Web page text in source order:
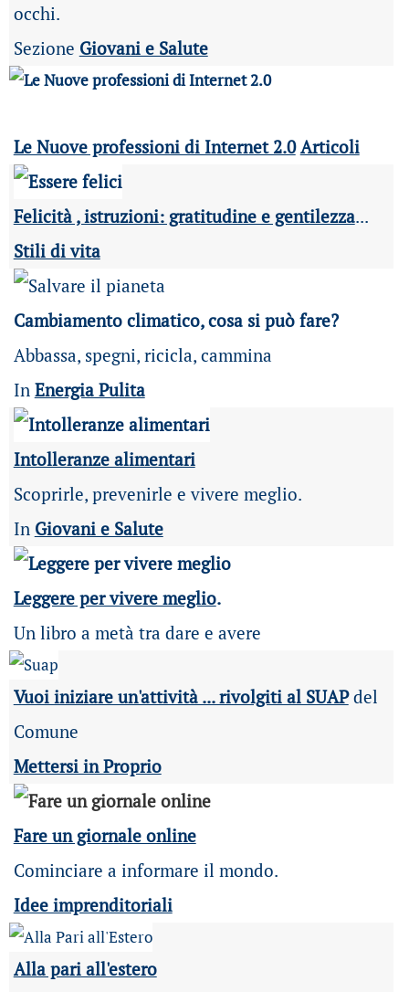
occhi.
Sezione Giovani e Salute
Le Nuove professioni di Internet 2.0 Articoli
Felicità , istruzioni: gratitudine e gentilezza...
Stili di vita
Cambiamento climatico, cosa si può fare?
Abbassa, spegni, ricicla, cammina
In Energia Pulita
Intolleranze alimentari
Scoprirle, prevenirle e vivere meglio.
In Giovani e Salute
Leggere per vivere meglio.
Un libro a metà tra dare e avere
Vuoi iniziare un'attività ... rivolgiti al SUAPdel
Comune
Mettersi in Proprio
Fare un giornale online
Cominciare a informare il mondo.
Idee imprenditoriali
Alla pari all'estero